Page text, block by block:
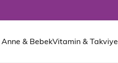
Anne & BebekVitamin & Takviye